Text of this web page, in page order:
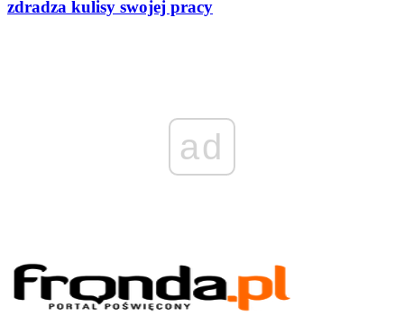
zdradza kulisy swojej pracy
ad